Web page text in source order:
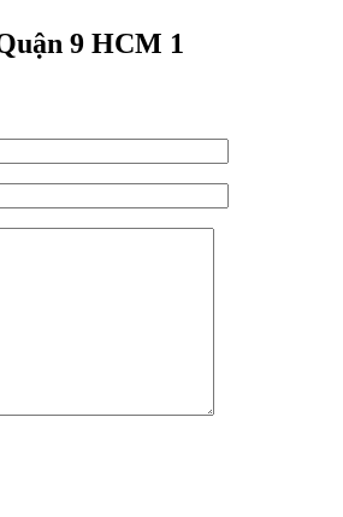
9 HCM 1